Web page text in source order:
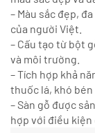
– Màu sắc đẹp,
của người Việt.
– Cấu tạo từ bột
và môi trường.
– Tích hợp khả
thuốc lá, khó bén
– Sàn gỗ được
hợp với điều kiện